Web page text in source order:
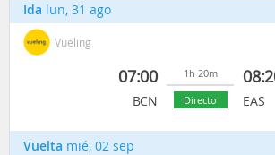
Ida lun, 31 ago
Vueling
07:00
BCN
1h 20m
Directo
EAS
Vuelta mié, 02 sep